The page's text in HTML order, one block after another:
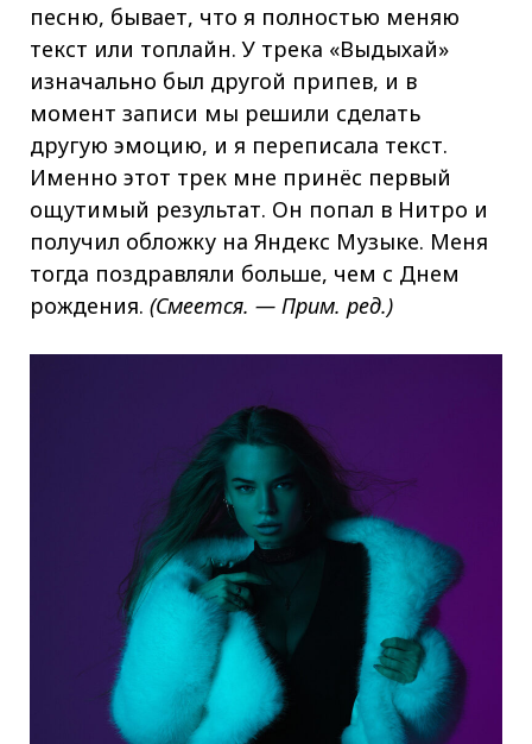
песню, бывает, что я полностью меняю
текст или топлайн. У трека «Выдыхай»
изначально был другой припев, и в
момент записи мы решили сделать
другую эмоцию, и я переписала текст.
Именно этот трек мне принёс первый
ощутимый результат. Он попал в Нитро и
получил обложку на Яндекс Музыке. Меня
тогда поздравляли больше, чем с Днем
рождения. (Смеется. — Прим. ред.)